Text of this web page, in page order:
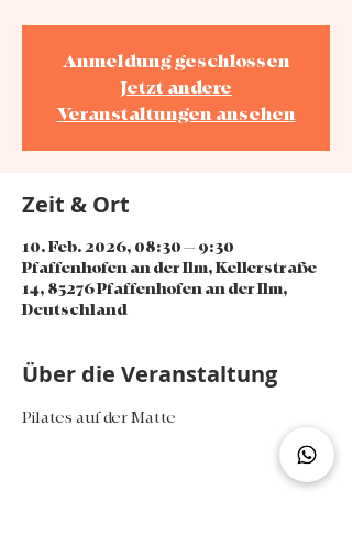
Anmeldung geschlossen
Jetzt andere
Veranstaltungen ansehen
Zeit & Ort
10. Feb. 2026, 08:30 – 9:30
Pfaffenhofen an der Ilm, Kellerstraße
14, 85276 Pfaffenhofen an der Ilm,
Deutschland
Über die Veranstaltung
Pilates auf der Matte